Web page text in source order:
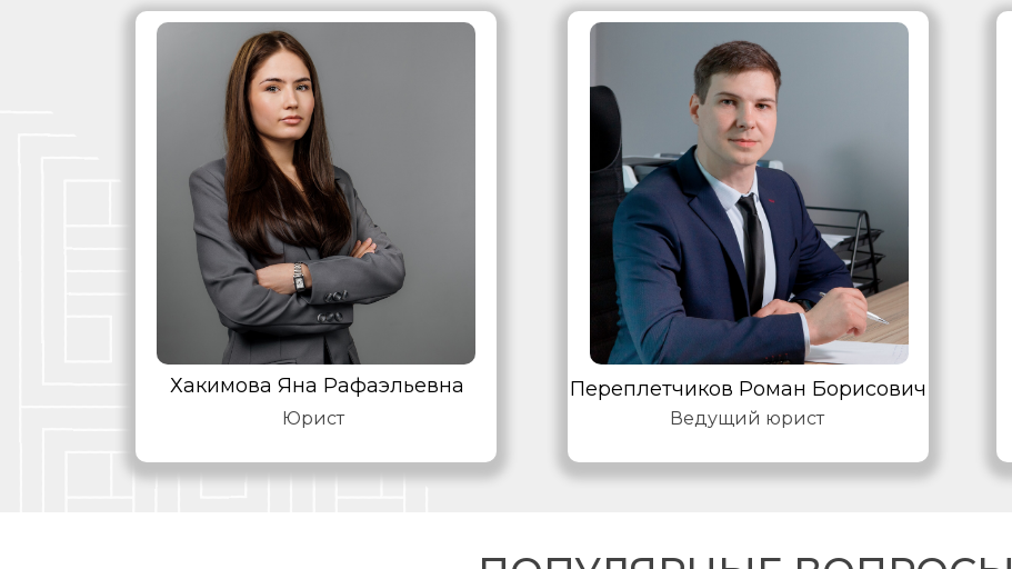
Хакимова Яна Рафаэльевна
Юрист
Переплетчиков Роман Борисович
Ведущий юрист